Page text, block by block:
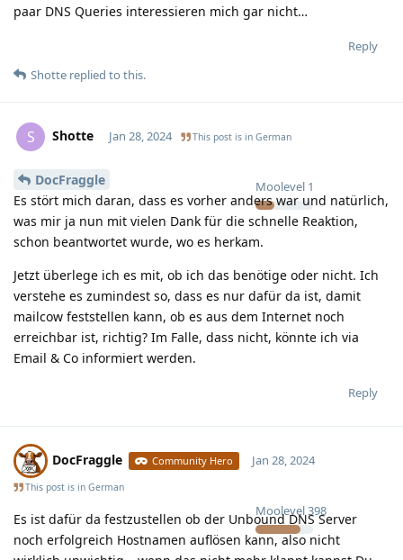
paar DNS Queries interessieren mich gar nicht…
Reply
Shotte replied to this.
S Shotte
Moolevel 1
Jan 28, 2024 This post is in German
DocFraggle
Es stört mich daran, dass es vorher anders war und natürlich,
was mir ja nun mit vielen Dank für die schnelle Reaktion,
schon beantwortet wurde, wo es herkam.
Jetzt überlege ich es mit, ob ich das benötige oder nicht. Ich
verstehe es zumindest so, dass es nur dafür da ist, damit
mailcow feststellen kann, ob es aus dem Internet noch
erreichbar ist, richtig? Im Falle, dass nicht, könnte ich via
Email & Co informiert werden.
Reply
DocFraggle Community Hero
Moolevel398
Jan 28, 2024
This post is in German
Es ist dafür da festzustellen ob der Unbound DNS Server
noch erfolgreich Hostnamen auflösen kann, also nicht